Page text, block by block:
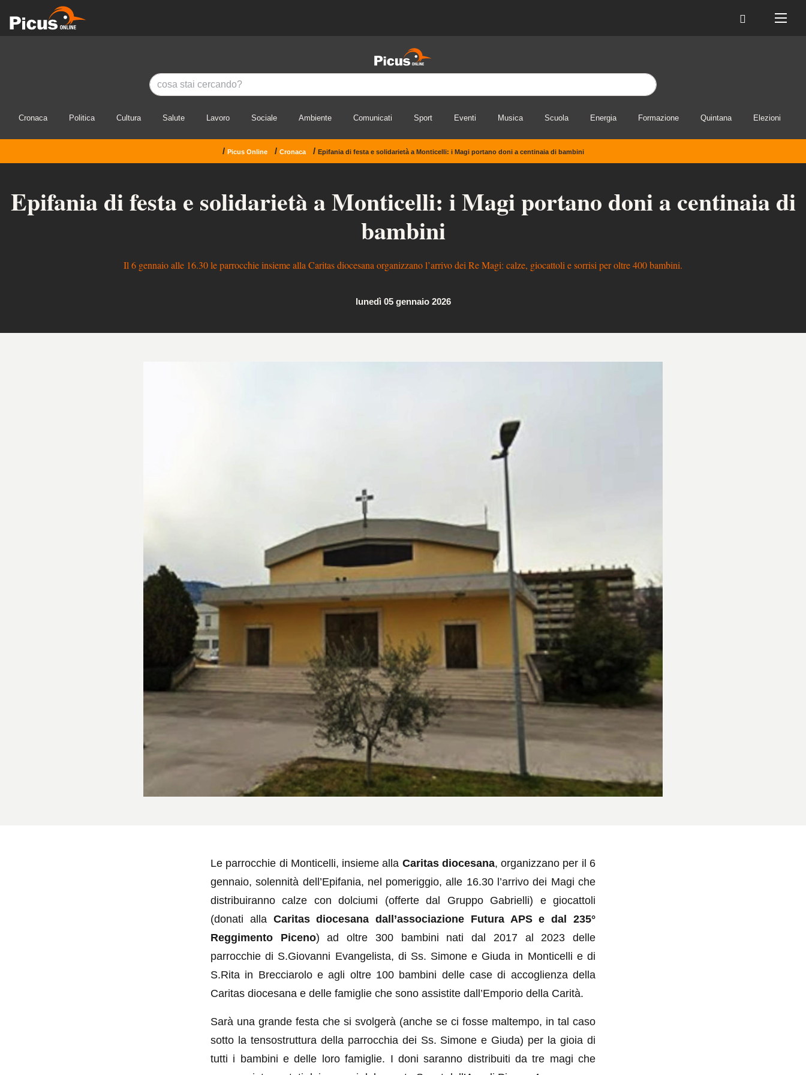
Cronaca Politica Cultura Salute Lavoro Sociale Ambiente Comunicati Sport Eventi Musica Scuola Energia Formazione Quintana Elezioni
/ Picus Online / Cronaca / Epifania di festa e solidarietà a Monticelli: i Magi portano doni a centinaia di bambini
Epifania di festa e solidarietà a Monticelli: i Magi portano doni a centinaia di
bambini
Il 6 gennaio alle 16.30 le parrocchie insieme alla Caritas diocesana organizzano l’arrivo dei Re Magi: calze, giocattoli e sorrisi per oltre 400 bambini.
lunedì 05 gennaio 2026
Le parrocchie di Monticelli, insieme alla Caritas diocesana, organizzano per il 6
gennaio, solennità dell’Epifania, nel pomeriggio, alle 16.30 l’arrivo dei Magi che
distribuiranno calze con dolciumi (offerte dal Gruppo Gabrielli) e giocattoli
(donati alla Caritas diocesana dall’associazione Futura APS e dal 235°
Reggimento Piceno) ad oltre 300 bambini nati dal 2017 al 2023 delle
parrocchie di S.Giovanni Evangelista, di Ss. Simone e Giuda in Monticelli e di
S.Rita in Brecciarolo e agli oltre 100 bambini delle case di accoglienza della
Caritas diocesana e delle famiglie che sono assistite dall’Emporio della Carità.
Sarà una grande festa che si svolgerà (anche se ci fosse maltempo, in tal caso
sotto la tensostruttura della parrocchia dei Ss. Simone e Giuda) per la gioia di
tutti i bambini e delle loro famiglie. I doni saranno distribuiti da tre magi che